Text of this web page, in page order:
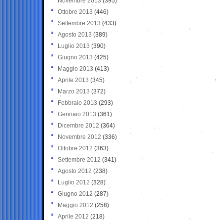
Ottobre 2013 (446)
Settembre 2013 (433)
Agosto 2013 (389)
Luglio 2013 (390)
Giugno 2013 (425)
Maggio 2013 (413)
Aprile 2013 (345)
Marzo 2013 (372)
Febbraio 2013 (293)
Gennaio 2013 (361)
Dicembre 2012 (364)
Novembre 2012 (336)
Ottobre 2012 (363)
Settembre 2012 (341)
Agosto 2012 (238)
Luglio 2012 (328)
Giugno 2012 (287)
Maggio 2012 (258)
Aprile 2012 (218)